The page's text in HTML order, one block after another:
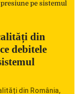
din
debitele
din România,